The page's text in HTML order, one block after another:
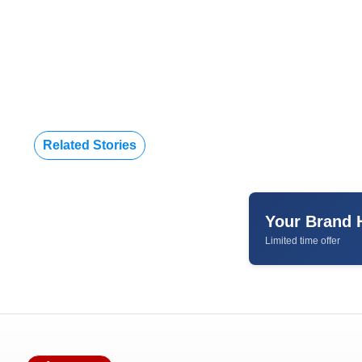
Related Stories
Your Brand
Limited time offer